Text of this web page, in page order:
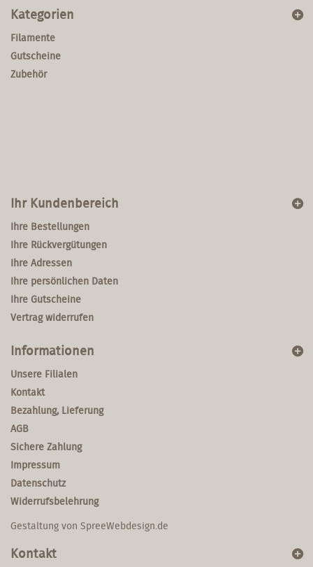
Kategorien
Filamente
Gutscheine
Zubehör
Ihr Kundenbereich
Ihre Bestellungen
Ihre Rückvergütungen
Ihre Adressen
Ihre persönlichen Daten
Ihre Gutscheine
Vertrag widerrufen
Informationen
Unsere Filialen
Kontakt
Bezahlung, Lieferung
AGB
Sichere Zahlung
Impressum
Datenschutz
Widerrufsbelehrung
Gestaltung von SpreeWebdesign.de
Kontakt